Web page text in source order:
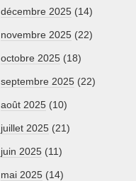
décembre 2025 (14)
novembre 2025 (22)
octobre 2025 (18)
septembre 2025 (22)
août 2025 (10)
juillet 2025 (21)
juin 2025 (11)
mai 2025 (14)